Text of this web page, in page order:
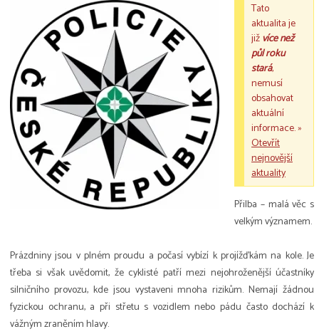
Tato
aktualita je
jižvíce než
půl roku
stará,
nemusí
obsahovat
aktuální
informace. »
Otevřít
nejnovější
aktuality
Přilba – malá věc s
velkým významem.
Prázdniny jsou v plném proudu a počasí vybízí k projížďkám na kole. Je
třeba si však uvědomit, že cyklisté patří mezi nejohroženější účastníky
silničního provozu, kde jsou vystaveni mnoha rizikům. Nemají žádnou
fyzickou ochranu, a při střetu s vozidlem nebo pádu často dochází k
vážným zraněním hlavy.